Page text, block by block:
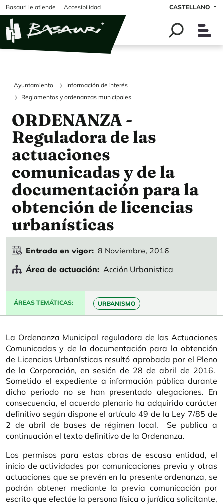
Pasar al contenido principal
Basauri le atiende Accesibilidad CASTELLANO
Ayuntamiento
Información de interés
Reglamentos y ordenanzas municipales
ORDENANZA -
Reguladora de las
actuaciones
comunicadas y de la
documentación para la
obtención de licencias
urbanísticas
Entrada en vigor 8 Noviembre, 2016
Área de actuación
Acción Urbanistica
ÁREAS TEMÁTICAS URBANISMO
La Ordenanza Municipal reguladora de las Actuaciones
Comunicadas y de la documentación para la obtención
de Licencias Urbanísticas resultó aprobada por el Pleno
de la Corporación, en sesión de 28 de abril de 2016.
Sometido el expediente a información pública durante
dicho periodo no se han presentado alegaciones. En
consecuencia, el acuerdo plenario ha adquirido carácter
definitivo según dispone el artículo 49 de la Ley 7/85 de
2 de abril de bases de régimen local. Se publica a
continuación el texto definitivo de la Ordenanza.
Los permisos para estas obras de escasa entidad, el
inicio de actividades por comunicaciones previa y otras
actuaciones que se prevén en la presente ordenanza, se
podrán obtener mediante la previa comunicación por
escrito que efectúe la persona física o jurídica solicitante,